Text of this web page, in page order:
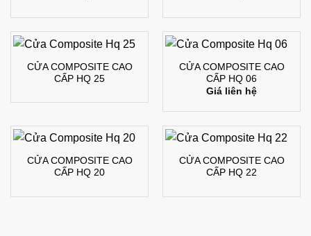
CỬA COMPOSITE CAO
CẤP HQ 25
CỬA COMPOSITE CAO
CẤP HQ 06
Giá liên hệ
CỬA COMPOSITE CAO
CẤP HQ 20
CỬA COMPOSITE CAO
CẤP HQ 22